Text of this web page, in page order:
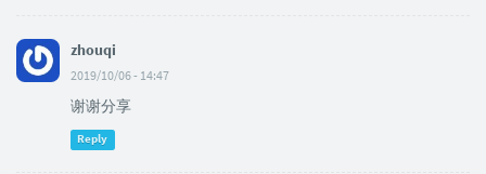
zhouqi
2019/10/06 - 14:47
谢谢分享
Reply